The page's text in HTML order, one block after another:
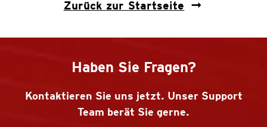
Zurück zur Startseite
Haben Sie Fragen?
Kontaktieren Sie uns jetzt. Unser Support
Team berät Sie gerne.